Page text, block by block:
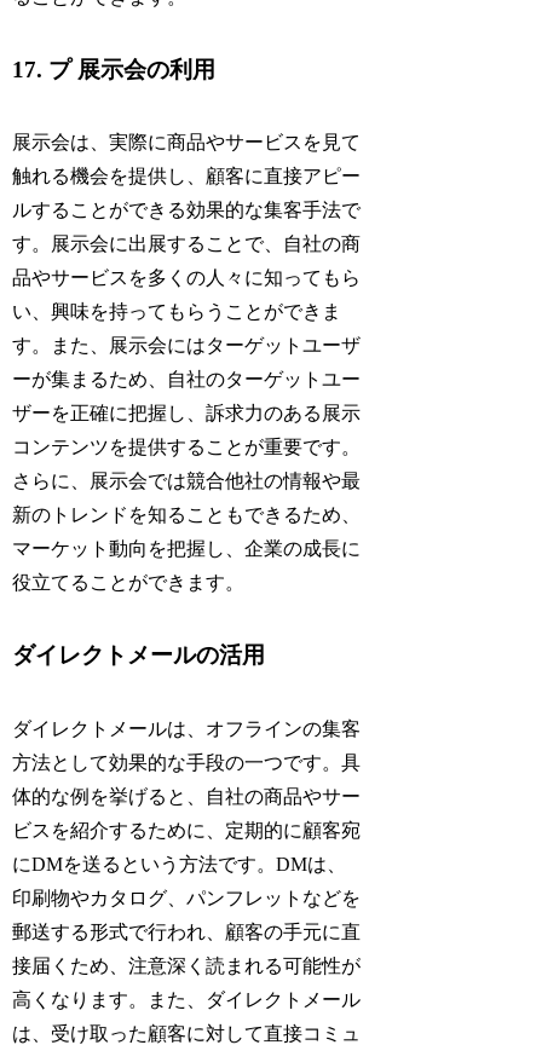
17. プ 展示会の利用
展示会は、実際に商品やサービスを見て
触れる機会を提供し、顧客に直接アピー
ルすることができる効果的な集客手法で
す。展示会に出展することで、自社の商
品やサービスを多くの人々に知ってもら
い、興味を持ってもらうことができま
す。また、展示会にはターゲットユーザ
ーが集まるため、自社のターゲットユー
ザーを正確に把握し、訴求力のある展示
コンテンツを提供することが重要です。
さらに、展示会では競合他社の情報や最
新のトレンドを知ることもできるため、
マーケット動向を把握し、企業の成長に
役立てることができます。
ダイレクトメールの活用
ダイレクトメールは、オフラインの集客
方法として効果的な手段の一つです。具
体的な例を挙げると、自社の商品やサー
ビスを紹介するために、定期的に顧客宛
にDMを送るという方法です。DMは、
印刷物やカタログ、パンフレットなどを
郵送する形式で行われ、顧客の手元に直
接届くため、注意深く読まれる可能性が
高くなります。また、ダイレクトメール
は、受け取った顧客に対して直接コミュ